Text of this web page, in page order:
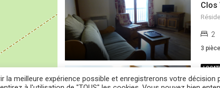
Clos
2
3
meilleure expérience possible et enregistrerons votre décision